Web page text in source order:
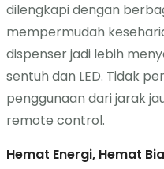
dilengkapi dengan
mempermudah
dispenser jadi lebih
sentuh dan LED. Tidak
penggunaan dari jarak
remote control.
Hemat Energi, Hemat